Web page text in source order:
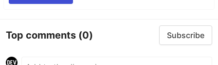
Top comments (0) Subscribe